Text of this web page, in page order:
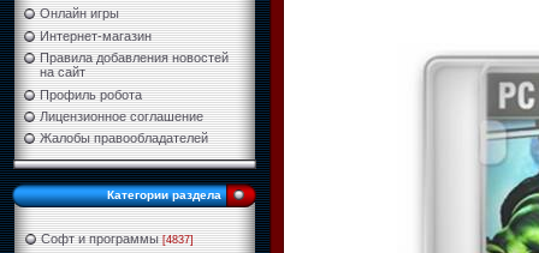
Онлайн игры
Интернет-магазин
Правила добавления новостей
на сайт
Профиль робота
Лицензионное соглашение
Жалобы правообладателей
Категории раздела
Софт и программы [4837]